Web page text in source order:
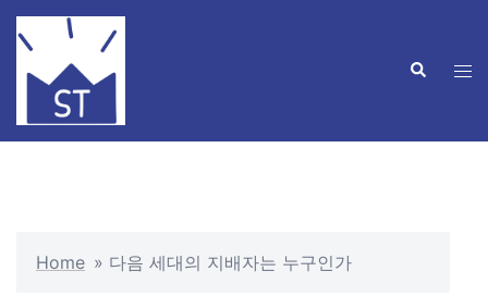
Skip
content
Search
Home » 다음 세대의 지배자는 누구인가